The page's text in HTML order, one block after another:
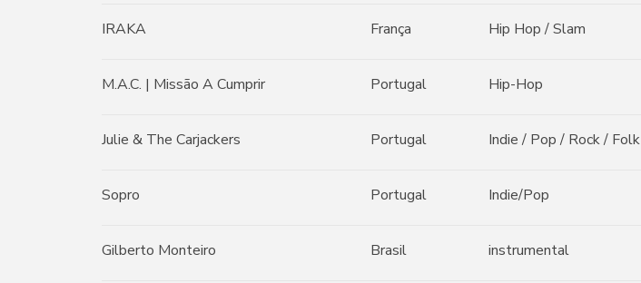
IRAKA França Hip Hop / Slam
M.A.C. | Missão A Cumprir Portugal Hip-Hop
Julie & The Carjackers Portugal Indie / Pop / Rock / Folk
Sopro Portugal Indie/Pop
Gilberto Monteiro Brasil instrumental